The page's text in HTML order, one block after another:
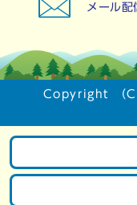
メール配
Copyright （